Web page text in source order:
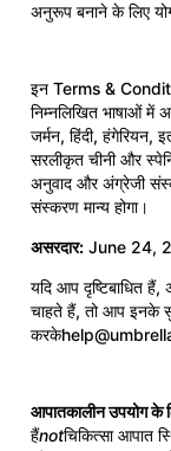
अनुरूप बनाने के लिए
इन Terms &
निम्नलिखित भाषाओं
जर्मन, हिंदी, हंगेरियन,
सरलीकृत चीनी और
अनुवाद और अंग्रेजी
संस्करण मान्य होगा।
असरदार: June 24,
यदि आप दृष्टिबाधित
चाहते हैं, तो आप इनके
करके
आपातकालीन उपयोग के
हैंnotचिकित्सा आपात